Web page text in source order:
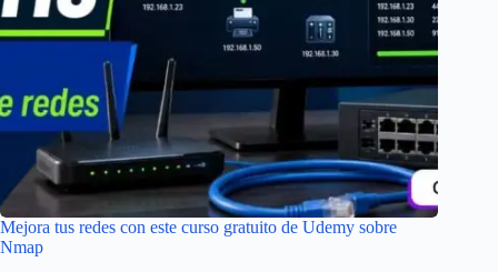
Mejora tus redes con este curso gratuito de Udemy sobre
Nmap